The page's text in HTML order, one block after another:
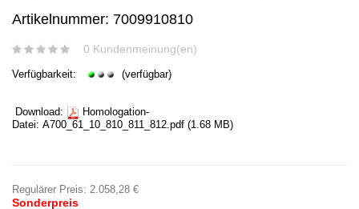
Artikelnummer: 7009910810
0 Kundenmeinung(en)
Verfügbarkeit: (verfügbar)
Download:
Homologation-
Datei: A700_61_10_810_811_812.pdf (1.68 MB)
Regulärer Preis: 2.058,28 €
Sonderpreis